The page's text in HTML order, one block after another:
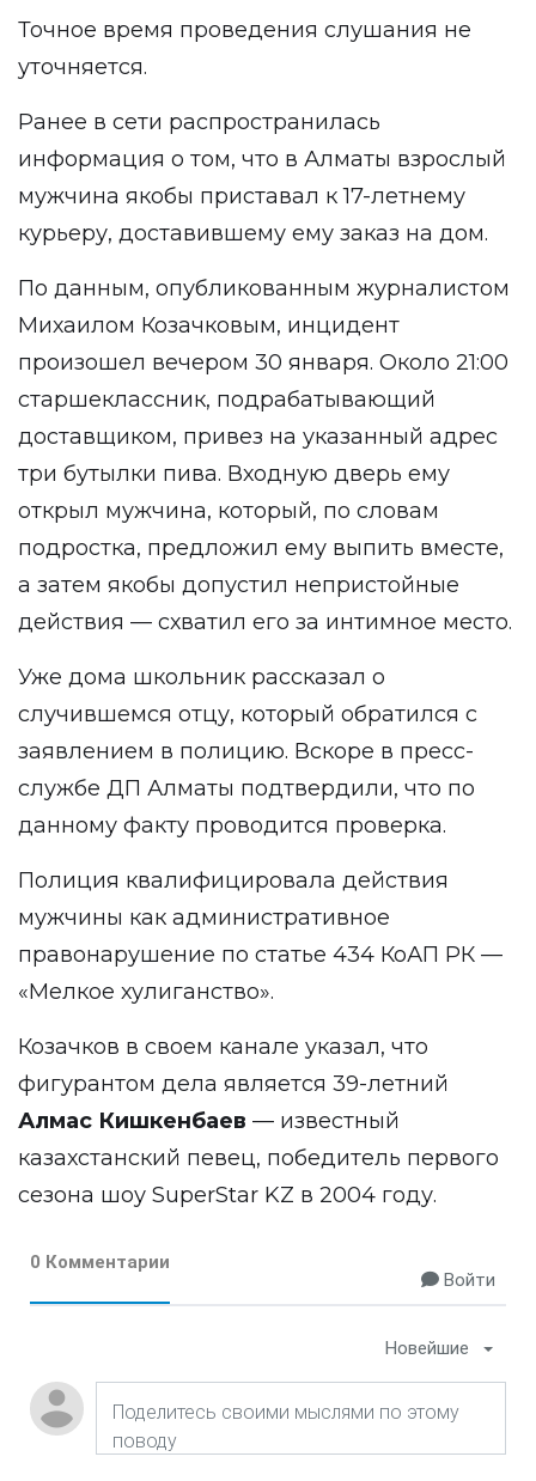
Точное время проведения слушания не
уточняется.
Ранее в сети распространилась
информация о том, что в Алматы взрослый
мужчина якобы приставал к 17-летнему
курьеру, доставившему ему заказ на дом.
По данным, опубликованным журналистом
Михаилом Козачковым, инцидент
произошел вечером 30 января. Около 21:00
старшеклассник, подрабатывающий
доставщиком, привез на указанный адрес
три бутылки пива. Входную дверь ему
открыл мужчина, который, по словам
подростка, предложил ему выпить вместе,
а затем якобы допустил непристойные
действия — схватил его за интимное место.
Уже дома школьник рассказал о
случившемся отцу, который обратился с
заявлением в полицию. Вскоре в пресс-
службе ДП Алматы подтвердили, что по
данному факту проводится проверка.
Полиция квалифицировала действия
мужчины как административное
правонарушение по статье 434 КоАП РК —
«Мелкое хулиганство».
Козачков в своем канале указал, что
фигурантом дела является 39-летний
Алмас Кишкенбаев — известный
казахстанский певец, победитель первого
сезона шоу SuperStar KZ в 2004 году.
0 Комментарии
Войти
Новейшие